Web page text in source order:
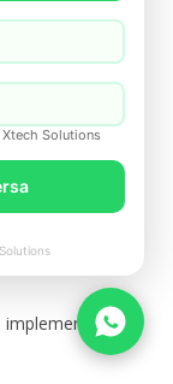
de
da sua
na
Solutions